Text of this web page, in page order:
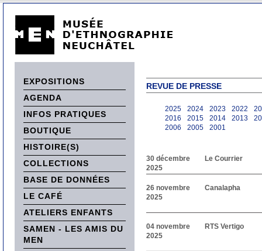
EXPOSITIONS
AGENDA
INFOS PRATIQUES
BOUTIQUE
HISTOIRE(S)
COLLECTIONS
BASE DE DONNÉES
LE CAFÉ
ATELIERS ENFANTS
SAMEN - LES AMIS DU
MEN
REVUE DE PRESSE
2025 2024 2023 2022
2016
2015 2014 2013
2006
2005 2001
30 décembre
2025
Le Courrier
26 novembre
2025
Canalapha
04 novembre
2025
RTS Vertigo